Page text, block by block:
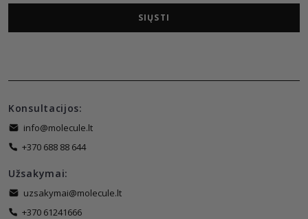
SIŲSTI
Konsultacijos:
info@molecule.lt
+370 688 88 644
Užsakymai:
uzsakymai@molecule.lt
+370 61241666